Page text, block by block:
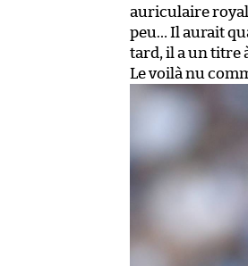
auriculaire
peu… Il aurait
tard, il a un titre
Le voilà nu